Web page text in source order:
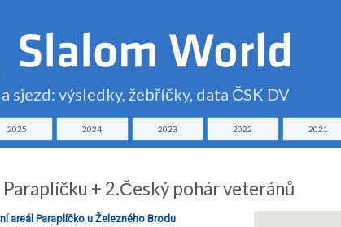
sjezd: výsledky, žebříčky, data ČSK DV
2025 2024 2023 2022 2021
Paraplíčku + 2.Český pohár veteránů
areál Paraplíčko u Železného Brodu